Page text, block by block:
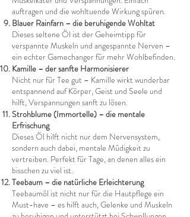
auftragen und die wohltuende Wirkung spüren.
Blauer Rainfarn – die beruhigende Wohltat
Dieses seltene Öl ist der Geheimtipp für
verspannte Muskeln und angespannte Nerven –
ein echter Gamechanger für mehr Wohlbefinden.
Kamille – der sanfte Harmonisierer
Nicht nur für Tee gut – Kamille wirkt wunderbar
entspannend auf Körper, Geist und Seele und
hilft, Verspannungen sanft zu lösen.
Strohblume (Immortelle) – die mentale
Erfrischung
Dieses Öl hilft nicht nur dem Nervensystem,
sondern auch dabei, mentale Müdigkeit zu
vertreiben. Perfekt für Tage, an denen alles ein
bisschen zu viel ist.
Teebaum – die natürliche Erleichterung
Teebaumöl ist nicht nur für die Hautpflege ein
Must-have – es hilft auch, Gelenke und Muskeln